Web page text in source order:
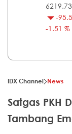
6219.73
-
-1.51 %
IDX Channel News
Satgas PKH
Tambang